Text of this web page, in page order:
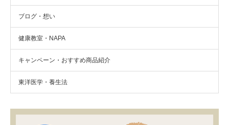
ブログ・想い
健康教室・NAPA
キャンペーン・おすすめ商品紹介
東洋医学・養生法